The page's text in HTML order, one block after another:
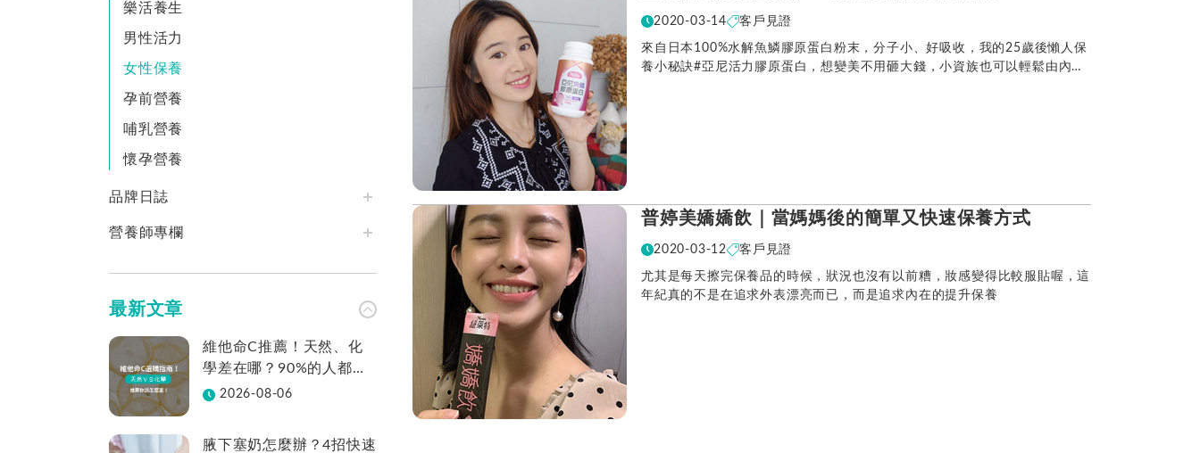
2020-03-14 客戶見證
來自日本100%水解魚鱗膠原蛋白粉末，分子小、好吸收，我的25歲後懶人保
養小秘訣#亞尼活力膠原蛋白，想變美不用砸大錢，小資族也可以輕鬆由內而
普婷美嬌嬌飲｜當媽媽後的簡單又快速保養方式
2020-03-12 客戶見證
尤其是每天擦完保養品的時候，狀況也沒有以前糟，妝感變得比較服貼喔，這
年紀真的不是在追求外表漂亮而已，而是追求內在的提升保養
樂活養生
男性活力
女性保養
孕前營養
哺乳營養
懷孕營養
品牌日誌
營養師專欄
最新文章
維他命C推薦！天然、化
學差在哪？90%的人都不
知道怎麼挑！帶你一次看
2026-08-06
腋下塞奶怎麼辦？4招快速